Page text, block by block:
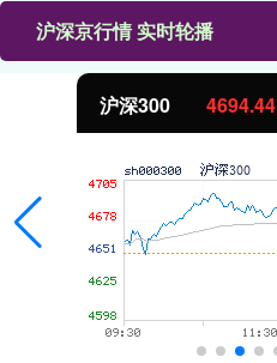
沪深京行情 实时轮播
沪深300 4694.44